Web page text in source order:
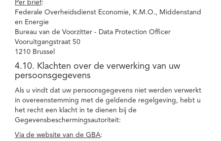
Per brief:
Federale Overheidsdienst Economie, K.M.O., Middenstand
en Energie
Bureau van de Voorzitter - Data Protection Officer
Vooruitgangstraat 50
1210 Brussel
4.10. Klachten over de verwerking van uw
persoonsgegevens
Als u vindt dat uw persoonsgegevens niet werden verwerkt
in overeenstemming met de geldende regelgeving, hebt u
het recht een klacht in te dienen bij de
Gegevensbeschermingsautoriteit:
Via de website van de GBA: